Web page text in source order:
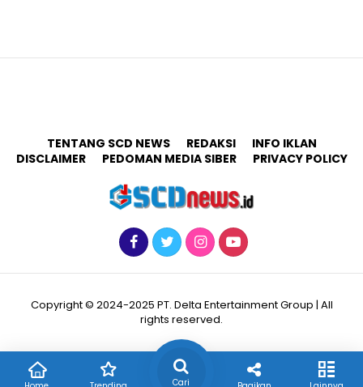
TENTANG SCD NEWS REDAKSI
INFO IKLAN
DISCLAIMER
PEDOMAN MEDIA SIBER PRIVACY POLICY
Copyright © 2024-2025 PT. Delta Entertainment Group | All
rights reserved.
Cari